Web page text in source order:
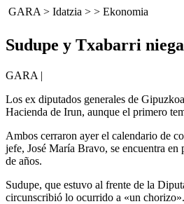
GARA > Idatzia > > Ekonomia
Sudupe y Txabarri
GARA |
Los ex diputados generales de
Hacienda de Irun, aunque el primero
Ambos cerraron ayer el calendario de
jefe, José María Bravo, se encuentra en
de años.
Sudupe, que estuvo al frente de la
circunscribió lo ocurrido a «un chorizo».